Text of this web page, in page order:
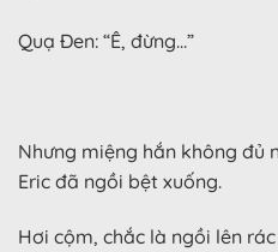
Quạ Đen: “Ê, đừng…”
Nhưng miệng hắn không đủ
Eric đã ngồi bệt xuống.
Hơi cộm, chắc là ngồi lên